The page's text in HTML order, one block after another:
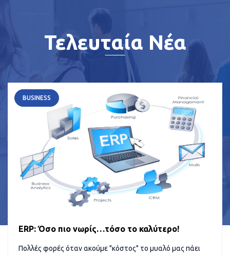
Τελευταία Νέα
BUSINESS
ERP: Όσο πιο νωρίς…τόσο το καλύτερο!
Πολλές φορές όταν ακούμε "κόστος" το μυαλό μας πάει